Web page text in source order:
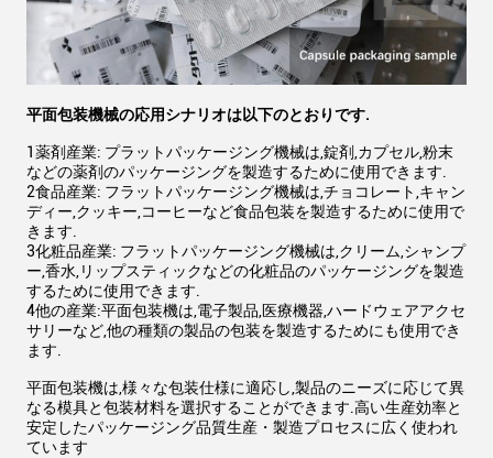
平面包装機械の応用シナリオは以下のとおりです.
1薬剤産業: プラットパッケージング機械は,錠剤,カプセル,粉末
などの薬剤のパッケージングを製造するために使用できます.
2食品産業: フラットパッケージング機械は,チョコレート,キャン
ディー,クッキー,コーヒーなど食品包装を製造するために使用で
きます.
3化粧品産業: フラットパッケージング機械は,クリーム,シャンプ
ー,香水,リップスティックなどの化粧品のパッケージングを製造
するために使用できます.
4他の産業:平面包装機は,電子製品,医療機器,ハードウェアアクセ
サリーなど,他の種類の製品の包装を製造するためにも使用でき
ます.
平面包装機は,様々な包装仕様に適応し,製品のニーズに応じて異
なる模具と包装材料を選択することができます.高い生産効率と
安定したパッケージング品質生産・製造プロセスに広く使われ
ています